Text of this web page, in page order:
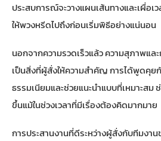
ประสบการณ์จะวางแผนเส้นทางและเผื่อเ
ให้พวงหรีดไปถึงก่อนเริ่มพิธีอย่างแน่นอน
นอกจากความรวดเร็วแล้ว ความสุภาพแล
เป็นสิ่งที่ผู้สั่งให้ความสำคัญ การได้พูดคุย
ธรรมเนียมและช่วยแนะนำแบบที่เหมาะสม
ขึ้นแม้ในช่วงเวลาที่มีเรื่องต้องคิดมากมาย
การประสานงานที่ดีระหว่างผู้สั่งกับทีมงา